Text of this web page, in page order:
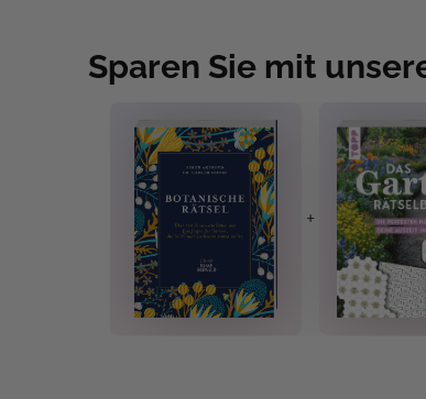
Sparen Sie mit
+